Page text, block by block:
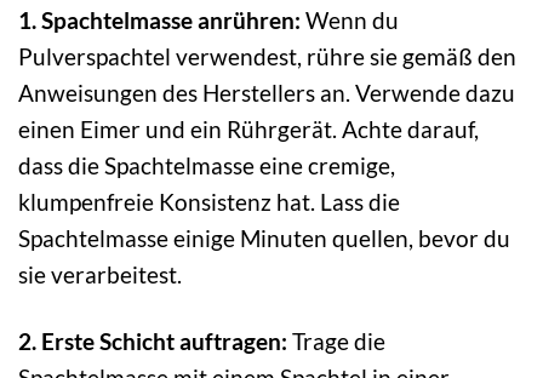
1. Spachtelmasse anrühren: Wenn du
Pulverspachtel verwendest, rühre sie gemäß den
Anweisungen des Herstellers an. Verwende dazu
einen Eimer und ein Rührgerät. Achte darauf,
dass die Spachtelmasse eine cremige,
klumpenfreie Konsistenz hat. Lass die
Spachtelmasse einige Minuten quellen, bevor du
sie verarbeitest.
2. Erste Schicht auftragen: Trage die